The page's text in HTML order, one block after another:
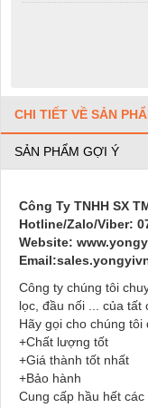
CHI TIẾT VỀ SẢN
SẢN PHẨM GỢI Ý
Công Ty TNHH SX
Hotline/Zalo/Viber:
Website:
Công ty chúng tôi
lọc, đầu nối ... của tất
Hãy gọi cho chúng
+Chất lượng tốt
+Giá thành tốt nhất
+Bảo hành
Cung cấp hầu hết các